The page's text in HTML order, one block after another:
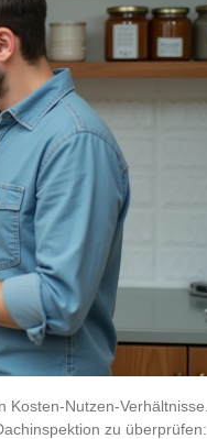
Nutzen-Verhältnisse.
zu überprüfen: